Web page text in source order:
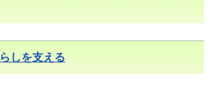
しを支える